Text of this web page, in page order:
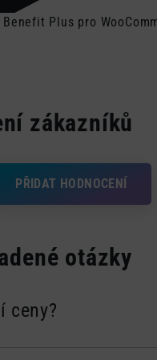
Plus pro
zákazníků
PŘIDAT HODNOCENÍ
otázky
ceny?